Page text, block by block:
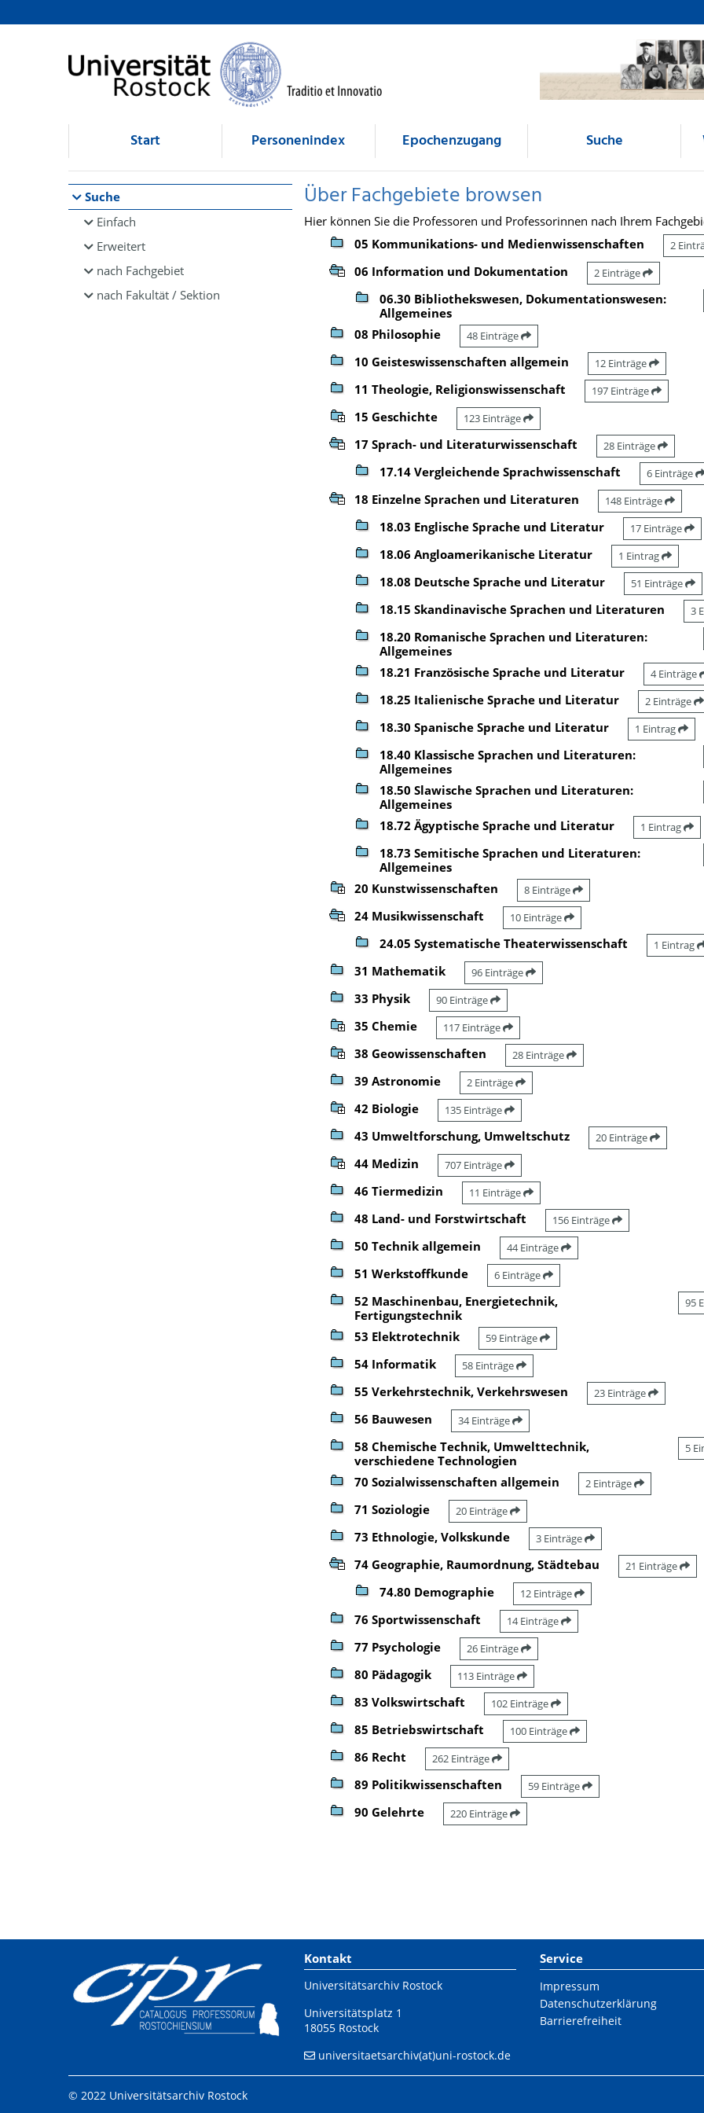
Browsen
direkt zum Inhalt
Start Personenindex Epochenzugang Suche
Suche
Einfach
Erweitert
nach Fachgebiet
nach Fakultät / Sektion
Über Fachgebiete browsen
Hier können Sie die Professoren und Professorinnen nach Ihrem
05 Kommunikations- und Medienwissenschaften
2
06 Information und Dokumentation 2 Einträge
06.30 Bibliothekswesen, Dokumentationswesen:
Allgemeines
08 Philosophie 48 Einträge
10 Geisteswissenschaften allgemein 12 Einträge
11 Theologie, Religionswissenschaft 197 Einträge
15 Geschichte 123 Einträge
17 Sprach- und Literaturwissenschaft 28 Einträge
17.14 Vergleichende Sprachwissenschaft 6 Einträge
18 Einzelne Sprachen und Literaturen 148 Einträge
18.03 Englische Sprache und Literatur 17 Einträge
18.06 Angloamerikanische Literatur 1 Eintrag
18.08 Deutsche Sprache und Literatur 51 Einträge
18.15 Skandinavische Sprachen und Literaturen 3
18.20 Romanische Sprachen und Literaturen:
Allgemeines
18.21 Französische Sprache und Literatur 4 Einträge
18.25 Italienische Sprache und Literatur 2 Einträge
18.30 Spanische Sprache und Literatur 1 Eintrag
18.40 Klassische Sprachen und Literaturen:
Allgemeines
18.50 Slawische Sprachen und Literaturen:
Allgemeines
18.72 Ägyptische Sprache und Literatur 1 Eintrag
18.73 Semitische Sprachen und Literaturen:
Allgemeines
20 Kunstwissenschaften 8 Einträge
24 Musikwissenschaft 10 Einträge
24.05 Systematische Theaterwissenschaft 1 Eintrag
31 Mathematik 96 Einträge
33 Physik 90 Einträge
35 Chemie 117 Einträge
38 Geowissenschaften 28 Einträge
39 Astronomie 2 Einträge
42 Biologie 135 Einträge
43 Umweltforschung, Umweltschutz 20 Einträge
44 Medizin 707 Einträge
46 Tiermedizin 11 Einträge
48 Land- und Forstwirtschaft 156 Einträge
50 Technik allgemein 44 Einträge
51 Werkstoffkunde 6 Einträge
52 Maschinenbau, Energietechnik,
Fertigungstechnik
95
53 Elektrotechnik 59 Einträge
54 Informatik 58 Einträge
55 Verkehrstechnik, Verkehrswesen 23 Einträge
56 Bauwesen 34 Einträge
58 Chemische Technik, Umwelttechnik,
verschiedene Technologien
5
70 Sozialwissenschaften allgemein 2 Einträge
71 Soziologie 20 Einträge
73 Ethnologie, Volkskunde 3 Einträge
74 Geographie, Raumordnung, Städtebau 21 Einträge
74.80 Demographie 12 Einträge
76 Sportwissenschaft 14 Einträge
77 Psychologie 26 Einträge
80 Pädagogik 113 Einträge
83 Volkswirtschaft 102 Einträge
85 Betriebswirtschaft 100 Einträge
86 Recht 262 Einträge
89 Politikwissenschaften 59 Einträge
90 Gelehrte 220 Einträge
Kontakt
Universitätsarchiv Rostock
Universitätsplatz 1
18055 Rostock
universitaetsarchiv(at)uni-rostock.de
Service
Impressum
Datenschutzerklärung
Barrierefreiheit
© 2022 Universitätsarchiv Rostock